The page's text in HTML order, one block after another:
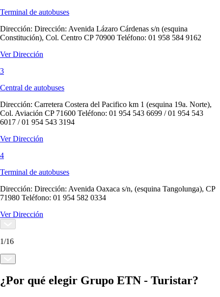
Terminal de autobuses
Dirección: Dirección: Avenida Lázaro Cárdenas s/n (esquina
Constitución), Col. Centro CP 70900 Teléfono: 01 958 584 9162
Ver Dirección
3
Central de autobuses
Dirección: Carretera Costera del Pacifico km 1 (esquina 19a. Norte),
Col. Aviación CP 71600 Teléfono: 01 954 543 6699 / 01 954 543
6017 / 01 954 543 3194
Ver Dirección
4
Terminal de autobuses
Dirección: Dirección: Avenida Oaxaca s/n, (esquina Tangolunga), CP
71980 Teléfono: 01 954 582 0334
Ver Dirección
1/16
¿Por qué elegir Grupo ETN - Turistar?